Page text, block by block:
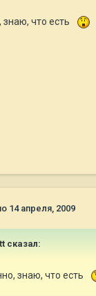
что есть
14 апреля, 2009
сказал:
знаю, что есть